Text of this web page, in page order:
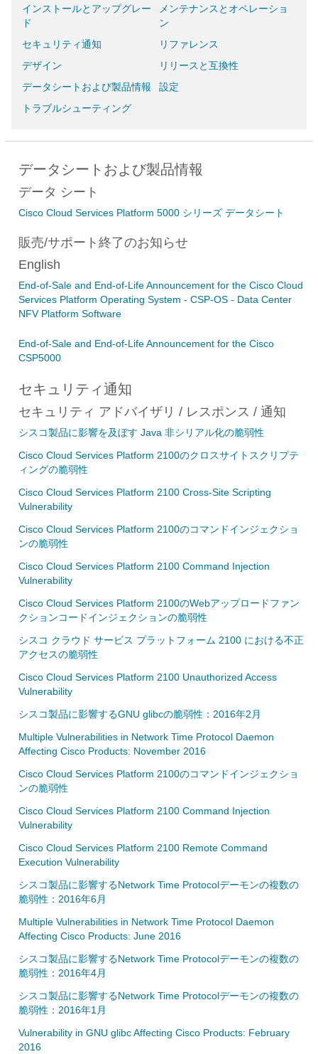
インストールとアップグレー
ド
セキュリティ通知
デザイン
データシートおよび製品情報
トラブルシューティング
メンテナンスとオペレーショ
ン
リファレンス
リリースと互換性
設定
データシートおよび製品情報
データ シート
Cisco Cloud Services Platform 5000 シリーズ データシート
販売/サポート終了のお知らせ
English
End-of-Sale and End-of-Life Announcement for the Cisco Cloud
Services Platform Operating System - CSP-OS - Data Center
NFV Platform Software
End-of-Sale and End-of-Life Announcement for the Cisco
CSP5000
セキュリティ通知
セキュリティ アドバイザリ / レスポンス / 通知
シスコ製品に影響を及ぼす Java 非シリアル化の脆弱性
Cisco Cloud Services Platform 2100のクロスサイトスクリプテ
ィングの脆弱性
Cisco Cloud Services Platform 2100 Cross-Site Scripting
Vulnerability
Cisco Cloud Services Platform 2100のコマンドインジェクショ
ンの脆弱性
Cisco Cloud Services Platform 2100 Command Injection
Vulnerability
Cisco Cloud Services Platform 2100のWebアップロードファン
クションコードインジェクションの脆弱性
シスコ クラウド サービス プラットフォーム 2100 における不正
アクセスの脆弱性
Cisco Cloud Services Platform 2100 Unauthorized Access
Vulnerability
シスコ製品に影響するGNU glibcの脆弱性：2016年2月
Multiple Vulnerabilities in Network Time Protocol Daemon
Affecting Cisco Products: November 2016
Cisco Cloud Services Platform 2100のコマンドインジェクショ
ンの脆弱性
Cisco Cloud Services Platform 2100 Command Injection
Vulnerability
Cisco Cloud Services Platform 2100 Remote Command
Execution Vulnerability
シスコ製品に影響するNetwork Time Protocolデーモンの複数の
脆弱性：2016年6月
Multiple Vulnerabilities in Network Time Protocol Daemon
Affecting Cisco Products: June 2016
シスコ製品に影響するNetwork Time Protocolデーモンの複数の
脆弱性：2016年4月
シスコ製品に影響するNetwork Time Protocolデーモンの複数の
脆弱性：2016年1月
Vulnerability in GNU glibc Affecting Cisco Products: February
2016